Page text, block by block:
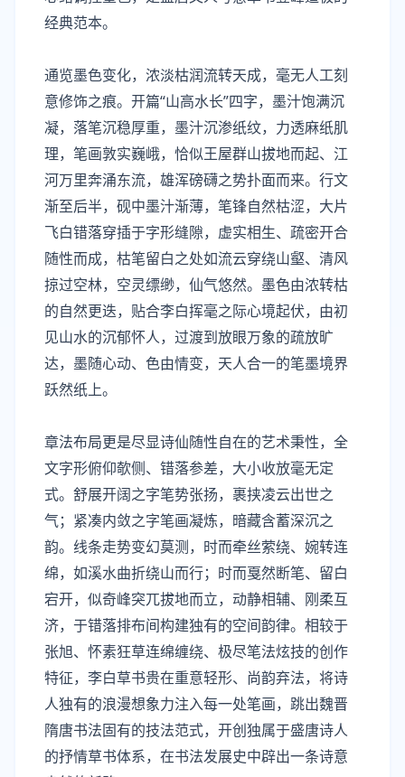
经典范本。
通览墨色变化，浓淡枯润流转天成，毫无人工刻
意修饰之痕。开篇“山高水长”四字，墨汁饱满沉
凝，落笔沉稳厚重，墨汁沉渗纸纹，力透麻纸肌
理，笔画敦实巍峨，恰似王屋群山拔地而起、江
河万里奔涌东流，雄浑磅礴之势扑面而来。行文
渐至后半，砚中墨汁渐薄，笔锋自然枯涩，大片
飞白错落穿插于字形缝隙，虚实相生、疏密开合
随性而成，枯笔留白之处如流云穿绕山壑、清风
掠过空林，空灵缥缈，仙气悠然。墨色由浓转枯
的自然更迭，贴合李白挥毫之际心境起伏，由初
见山水的沉郁怀人，过渡到放眼万象的疏放旷
达，墨随心动、色由情变，天人合一的笔墨境界
跃然纸上。
章法布局更是尽显诗仙随性自在的艺术秉性，全
文字形俯仰欹侧、错落参差，大小收放毫无定
式。舒展开阔之字笔势张扬，裹挟凌云出世之
气；紧凑内敛之字笔画凝炼，暗藏含蓄深沉之
韵。线条走势变幻莫测，时而牵丝萦绕、婉转连
绵，如溪水曲折绕山而行；时而戛然断笔、留白
宕开，似奇峰突兀拔地而立，动静相辅、刚柔互
济，于错落排布间构建独有的空间韵律。相较于
张旭、怀素狂草连绵缠绕、极尽笔法炫技的创作
特征，李白草书贵在重意轻形、尚韵弃法，将诗
人独有的浪漫想象力注入每一处笔画，跳出魏晋
隋唐书法固有的技法范式，开创独属于盛唐诗人
的抒情草书体系，在书法发展史中辟出一条诗意